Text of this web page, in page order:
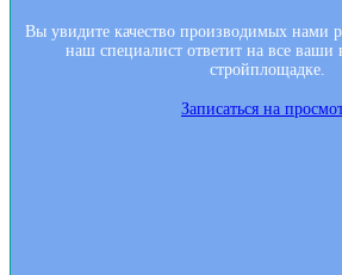
Вы увидите качество производимых нами
наш специалист ответит на все ваши
стройплощадке.
Записаться на